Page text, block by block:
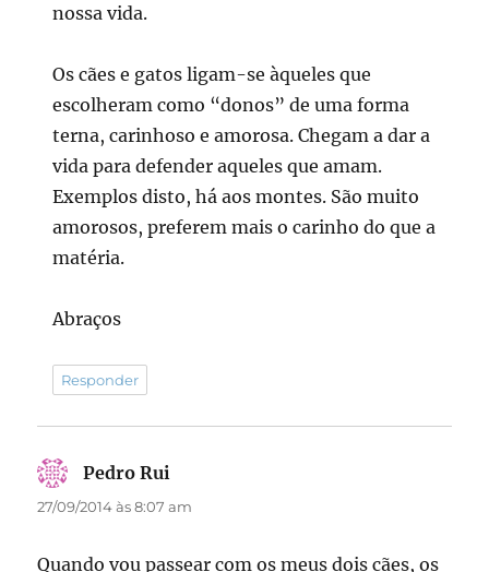
nossa vida.
Os cães e gatos ligam-se àqueles que
escolheram como “donos” de uma forma
terna, carinhoso e amorosa. Chegam a dar a
vida para defender aqueles que amam.
Exemplos disto, há aos montes. São muito
amorosos, preferem mais o carinho do que a
matéria.
Abraços
Responder
Pedro Rui
27/09/2014 às 8:07 am
Quando vou passear com os meus dois cães, os